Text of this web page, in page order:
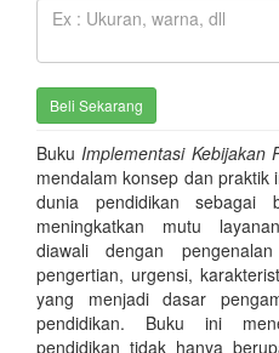
BukuImplementasi Kebijakan
mendalam konsep dan praktik
dunia pendidikan sebagai
meningkatkan mutu
diawali dengan
pengertian, urgensi,
yang menjadi dasar
pendidikan. Buku ini
pendidikan tidak hanya